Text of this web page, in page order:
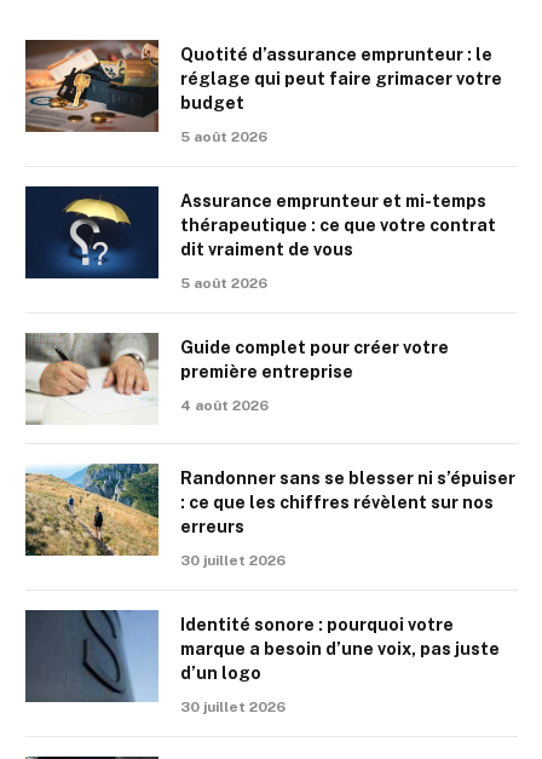
Quotité d’assurance emprunteur : le
réglage qui peut faire grimacer votre
budget
5 août 2026
Assurance emprunteur et mi-temps
thérapeutique : ce que votre contrat
dit vraiment de vous
5 août 2026
Guide complet pour créer votre
première entreprise
4 août 2026
Randonner sans se blesser ni s’épuiser
: ce que les chiffres révèlent sur nos
erreurs
30 juillet 2026
Identité sonore : pourquoi votre
marque a besoin d’une voix, pas juste
d’un logo
30 juillet 2026